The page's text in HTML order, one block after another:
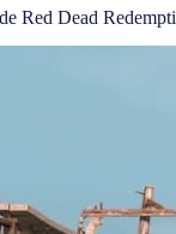
Red Dead